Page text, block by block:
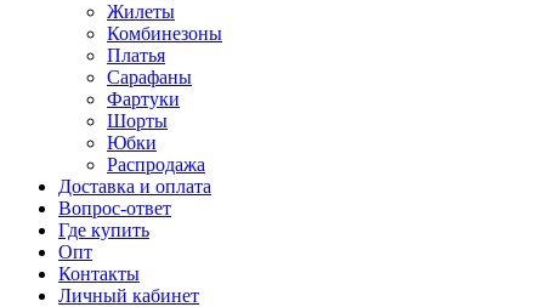
Жилеты
Комбинезоны
Платья
Сарафаны
Фартуки
Шорты
Юбки
Распродажа
Доставка и оплата
Вопрос-ответ
Где купить
Опт
Контакты
Личный кабинет